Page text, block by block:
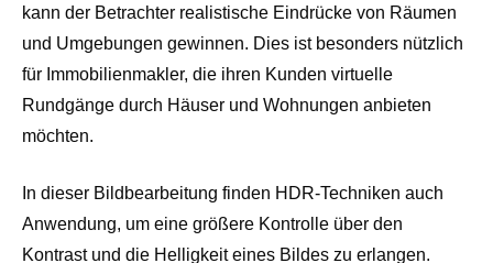
kann der Betrachter realistische Eindrücke von Räumen
und Umgebungen gewinnen. Dies ist besonders nützlich
für Immobilienmakler, die ihren Kunden virtuelle
Rundgänge durch Häuser und Wohnungen anbieten
möchten.
In dieser Bildbearbeitung finden HDR-Techniken auch
Anwendung, um eine größere Kontrolle über den
Kontrast und die Helligkeit eines Bildes zu erlangen.